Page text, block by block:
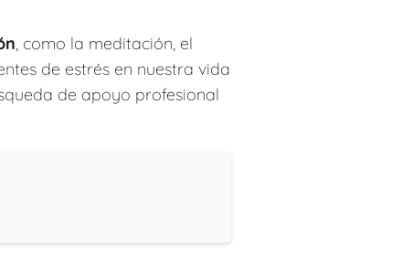
, como la meditación, el
de estrés en nuestra vida
de apoyo profesional